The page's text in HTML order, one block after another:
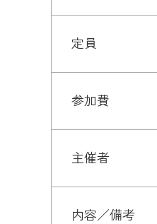
定員
参加費
主催者
内容／備考